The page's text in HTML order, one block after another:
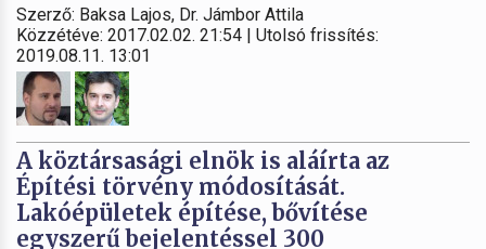
Szerző: Baksa Lajos, Dr. Jámbor Attila
Közzétéve: 2017.02.02. 21:54 | Utolsó frissítés:
2019.08.11. 13:01
A köztársasági elnök is aláírta az
Építési törvény módosítását.
Lakóépületek építése, bővítése
egyszerű bejelentéssel 300